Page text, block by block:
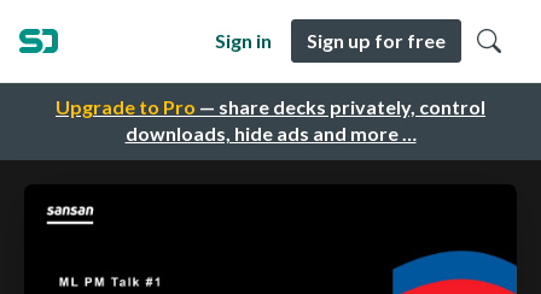
Upgrade to Pro — share decks privately, control
downloads, hide ads and more …
Sign in Sign up for free